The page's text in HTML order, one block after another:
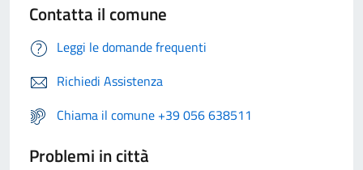
Contatta il comune
Leggi le domande frequenti
Richiedi Assistenza
Chiama il comune +39 056 638511
Problemi in città